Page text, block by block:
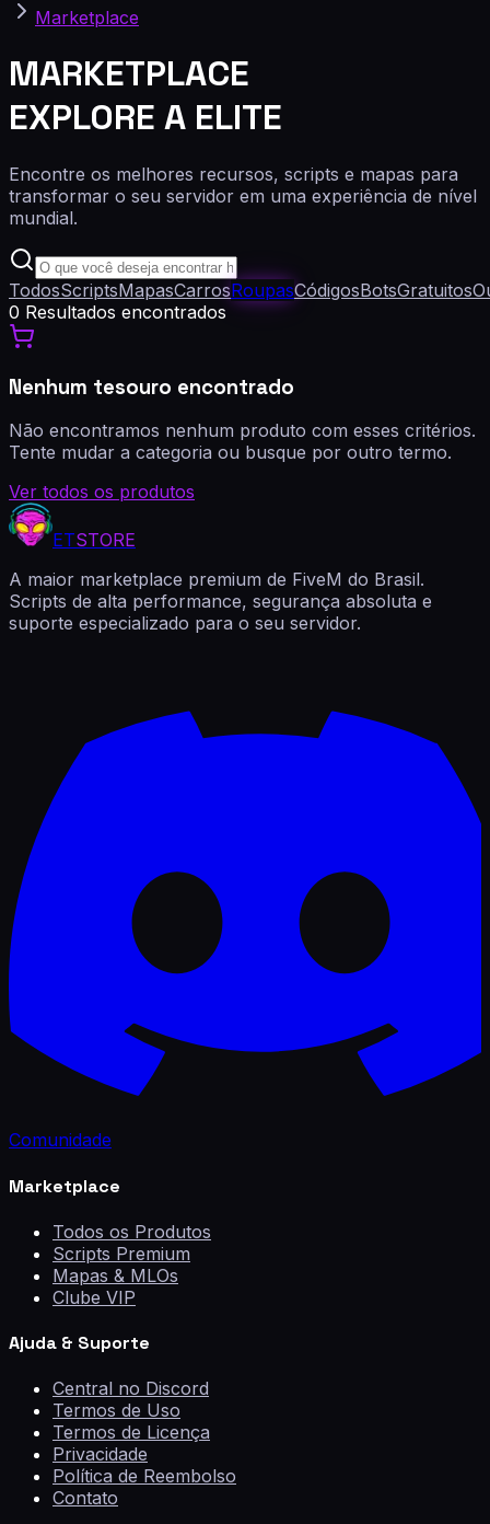
Marketplace
MARKETPLACE
EXPLORE A ELITE
Encontre os melhores recursos, scripts e mapas para
transformar o seu servidor em uma experiência de nível
mundial.
TodosScriptsMapasCarrosRoupasCódigosBotsGratuitos
0 Resultados encontrados
Nenhum tesouro encontrado
Não encontramos nenhum produto com esses critérios.
Tente mudar a categoria ou busque por outro termo.
Ver todos os produtos
ETSTORE
A maior marketplace premium de FiveM do Brasil.
Scripts de alta performance, segurança absoluta e
suporte especializado para o seu servidor.
Comunidade
Marketplace
Todos os Produtos
Scripts Premium
Mapas & MLOs
Clube VIP
Ajuda & Suporte
Central no Discord
Termos de Uso
Termos de Licença
Privacidade
Política de Reembolso
Contato